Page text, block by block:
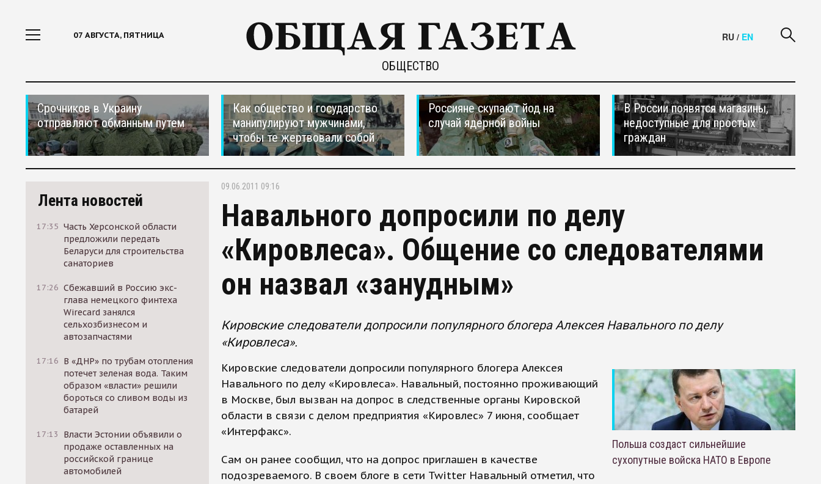
07 АВГУСТА, ПЯТНИЦА
ОБЩЕСТВО
RU / EN
Срочников в Украину
отправляют обманным путем
Как общество и государство
манипулируют мужчинами,
чтобы те жертвовали собой
Россияне скупают йод на
случай ядерной войны
В России появятся магазины,
недоступные для простых
граждан
Лента новостей
17:35 Часть Херсонской области
предложили передать
Беларуси для строительства
санаториев
17:26 Сбежавший в Россию экс-
глава немецкого финтеха
Wirecard занялся
сельхозбизнесом и
автозапчастями
17:16 В «ДНР» по трубам отопления
потечет зеленая вода. Таким
образом «власти» решили
бороться со сливом воды из
батарей
17:13
Власти Эстонии объявили о
продаже оставленных на
российской границе
автомобилей
09.06.2011 09:16
Навального допросили по делу
«Кировлеса». Общение со следователями
он назвал «занудным»
Кировские следователи допросили популярного блогера Алексея Навального по делу
«Кировлеса».
Кировские следователи допросили популярного блогера Алексея
Навального по делу «Кировлеса». Навальный, постоянно проживающий
в Москве, был вызван на допрос в следственные органы Кировской
области в связи с делом предприятия «Кировлес» 7 июня, сообщает
«Интерфакс».
Сам он ранее сообщил, что на допрос приглашен в качестве
подозреваемого. В своем блоге в сети Twitter Навальный отметил, что
Польша создаст сильнейшие
сухопутные войска НАТО в Европе